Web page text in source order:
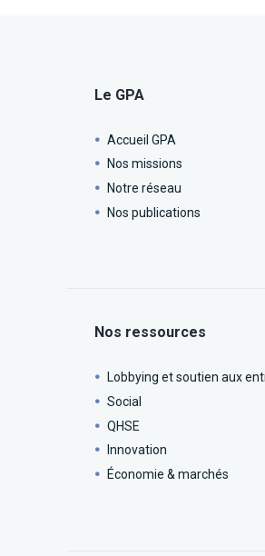
Le GPA
Accueil GPA
Nos missions
Notre réseau
Nos publications
Nos ressources
Lobbying et soutien aux
Social
QHSE
Innovation
Économie & marchés